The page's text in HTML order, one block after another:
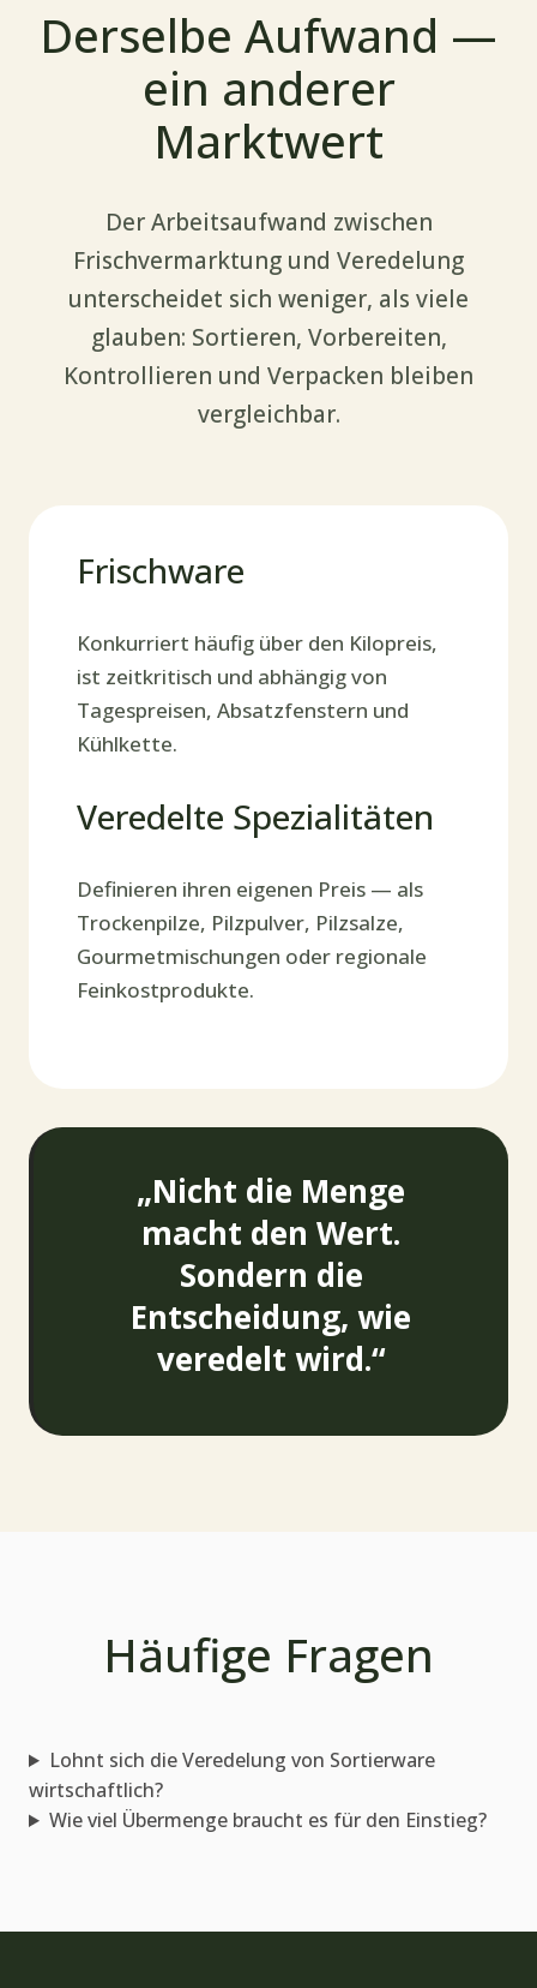
Derselbe Aufwand —
ein anderer
Marktwert
Der Arbeitsaufwand zwischen
Frischvermarktung und Veredelung
unterscheidet sich weniger, als viele
glauben: Sortieren, Vorbereiten,
Kontrollieren und Verpacken bleiben
vergleichbar.
Frischware
Konkurriert häufig über den Kilopreis,
ist zeitkritisch und abhängig von
Tagespreisen, Absatzfenstern und
Kühlkette.
Veredelte Spezialitäten
Definieren ihren eigenen Preis — als
Trockenpilze, Pilzpulver, Pilzsalze,
Gourmetmischungen oder regionale
Feinkostprodukte.
„Nicht die Menge
macht den Wert.
Sondern die
Entscheidung, wie
veredelt wird.“
Häufige Fragen
Lohnt sich die Veredelung von Sortierware
wirtschaftlich?
Wie viel Übermenge braucht es für den Einstieg?